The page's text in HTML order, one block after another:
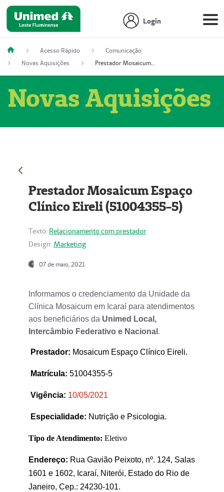
Login
Acesso Rápido
Comunicação
Novas Aquisições
Prestador Mosaicum Espaço Clínico Eireli (51004355-5)
Novas Aquisições
Prestador Mosaicum Espaço
Clínico Eireli (51004355-5)
Texto: Relacionamento com prestador
Design: Marketing
07 de maio, 2021
Informamos o credenciamento da Unidade da
Clínica Mosaicum em Icaraí para atendimentos
aos beneficiários da Unimed Local,
Intercâmbio Federativo e Nacional .
Prestador: Mosaicum Espaço Clínico Eireli.
Matrícula: 51004355-5
Vigência: 10/05/2021
Especialidade: Nutrição e Psicologia.
Tipo de Atendimento: Eletivo
Endereço: Rua Gavião Peixoto, nº. 124, Salas
1601 e 1602, Icaraí, Niterói, Estado do Rio de
Janeiro, Cep.: 24230-101.